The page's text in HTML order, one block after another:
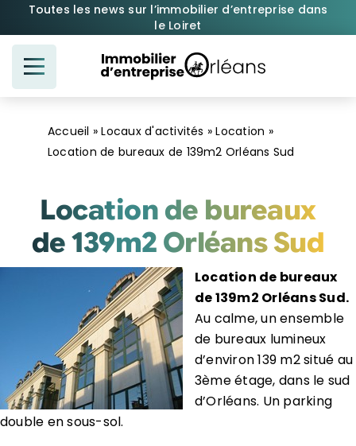
Passer
contenu
Toutes les news sur l’immobilier d’entreprise dans
le Loiret
Accueil »Locaux d'activités »Location »
Location de bureaux de 139m2 Orléans Sud
Location de bureaux
de 139m2 Orléans Sud
Location de bureaux
de 139m2 Orléans Sud.
Au calme, un ensemble
de bureaux lumineux
d’environ 139 m2 situé au
3ème étage, dans le sud
d’Orléans. Un parking
double en sous-sol.